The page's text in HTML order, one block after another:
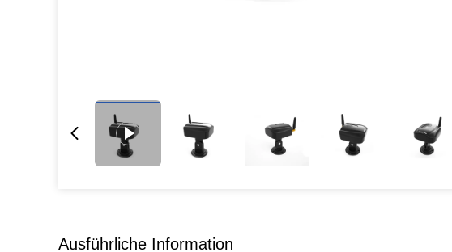
Ausführliche Information